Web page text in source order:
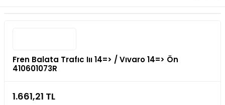
Fren Balata Trafıc Iıı 14=> / Vıvaro 14=> Ön
410601073R
1.661,21 TL